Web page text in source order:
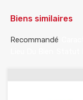
Biens similaires
Recommandé